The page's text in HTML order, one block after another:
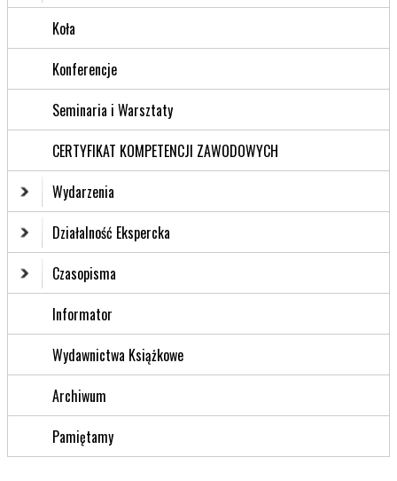
Koła
Konferencje
Seminaria i Warsztaty
CERTYFIKAT KOMPETENCJI ZAWODOWYCH
Wydarzenia
Działalność Ekspercka
Czasopisma
Informator
Wydawnictwa Książkowe
Archiwum
Pamiętamy